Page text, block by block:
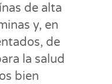
de alta
y, en
de
la salud
bien